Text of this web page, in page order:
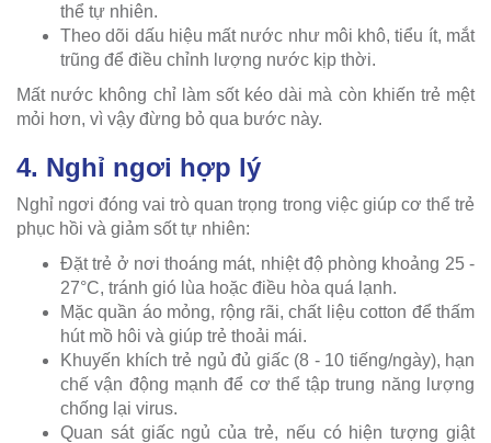
thể tự nhiên.
Theo dõi dấu hiệu mất nước như môi khô, tiểu ít, mắt
trũng để điều chỉnh lượng nước kịp thời.
Mất nước không chỉ làm sốt kéo dài mà còn khiến trẻ mệt
mỏi hơn, vì vậy đừng bỏ qua bước này.
4. Nghỉ ngơi hợp lý
Nghỉ ngơi đóng vai trò quan trọng trong việc giúp cơ thể trẻ
phục hồi và giảm sốt tự nhiên:
Đặt trẻ ở nơi thoáng mát, nhiệt độ phòng khoảng 25 -
27°C, tránh gió lùa hoặc điều hòa quá lạnh.
Mặc quần áo mỏng, rộng rãi, chất liệu cotton để thấm
hút mồ hôi và giúp trẻ thoải mái.
Khuyến khích trẻ ngủ đủ giấc (8 - 10 tiếng/ngày), hạn
chế vận động mạnh để cơ thể tập trung năng lượng
chống lại virus.
Quan sát giấc ngủ của trẻ, nếu có hiện tượng giật